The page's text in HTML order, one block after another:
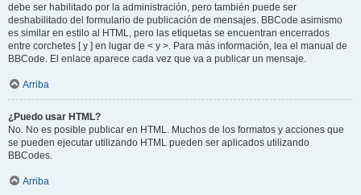
debe ser habilitado por la administración, pero también puede ser
deshabilitado del formulario de publicación de mensajes. BBCode asimismo
es similar en estilo al HTML, pero las etiquetas se encuentran encerrados
entre corchetes [ y ] en lugar de < y >. Para más información, lea el manual de
BBCode. El enlace aparece cada vez que va a publicar un mensaje.
Arriba
¿Puedo usar HTML?
No. No es posible publicar en HTML. Muchos de los formatos y acciones que
se pueden ejecutar utilizando HTML pueden ser aplicados utilizando
BBCodes.
Arriba